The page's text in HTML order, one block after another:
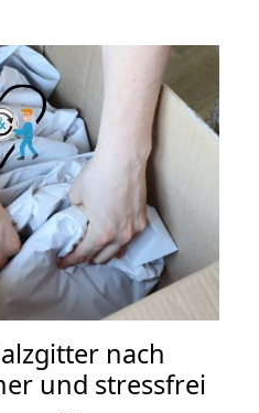
nach
und stressfrei